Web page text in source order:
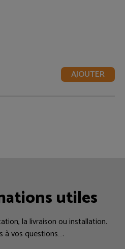
AJOUTER
utiles
la livraison ou installation.
à vos questions….